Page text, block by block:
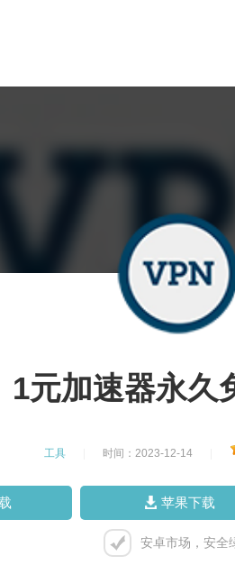
1元加速器永久
工具 时间：2023-12-14
苹果下载
安卓市场，安全